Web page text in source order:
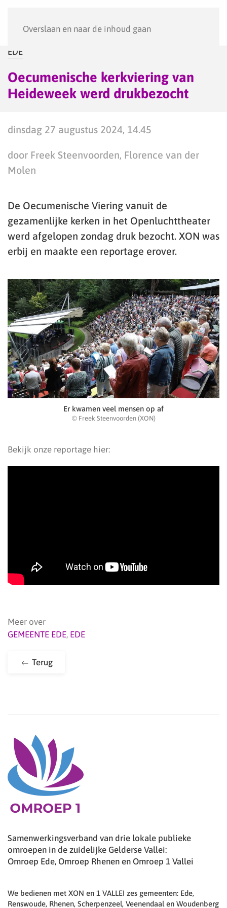
Overslaan en naar de inhoud gaan
EDE
Oecumenische kerkviering van
Heideweek werd drukbezocht
dinsdag 27 augustus 2024, 14.45
door Freek Steenvoorden, Florence van der
Molen
De Oecumenische Viering vanuit de
gezamenlijke kerken in het Openluchttheater
werd afgelopen zondag druk bezocht. XON was
erbij en maakte een reportage erover.
Er kwamen veel mensen op af
© Freek Steenvoorden (XON)
Bekijk onze reportage hier:
Meer over
GEMEENTE EDE, EDE
Terug
Samenwerkingsverband van drie lokale publieke
omroepen in de zuidelijke Gelderse Vallei:
Omroep Ede, Omroep Rhenen en Omroep 1 Vallei
We bedienen met XON en 1 VALLEI zes gemeenten: Ede,
Renswoude, Rhenen, Scherpenzeel, Veenendaal en Woudenberg